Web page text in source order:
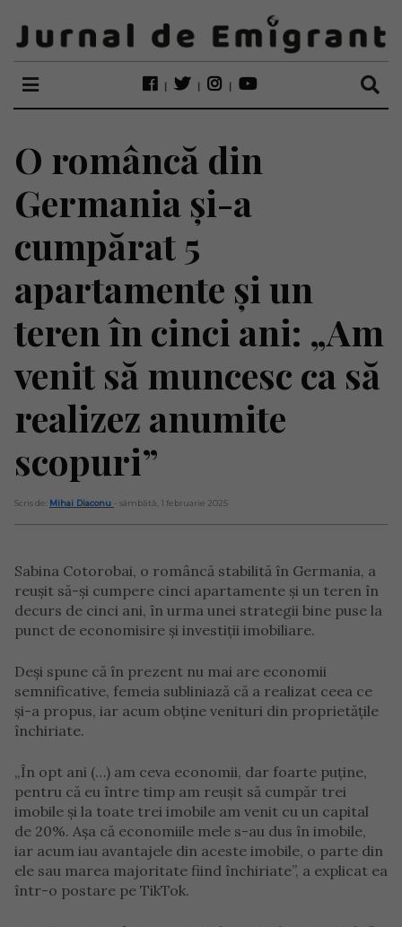
O româncă din
Germania și-a
cumpărat 5
apartamente și un
teren în cinci ani: „Am
venit să muncesc ca să
realizez anumite
scopuri”
Scris de: Mihai Diaconu - sâmbătă, 1 februarie 2025
Sabina Cotorobai, o româncă stabilită în Germania, a
reușit să-și cumpere cinci apartamente și un teren în
decurs de cinci ani, în urma unei strategii bine puse la
punct de economisire și investiții imobiliare.
Deși spune că în prezent nu mai are economii
semnificative, femeia subliniază că a realizat ceea ce
și-a propus, iar acum obține venituri din proprietățile
închiriate.
„În opt ani (…) am ceva economii, dar foarte puține,
pentru că eu între timp am reușit să cumpăr trei
imobile și la toate trei imobile am venit cu un capital
de 20%. Așa că economiile mele s-au dus în imobile,
iar acum iau avantajele din aceste imobile, o parte din
ele sau marea majoritate fiind închiriate”, a explicat ea
într-o postare pe TikTok.